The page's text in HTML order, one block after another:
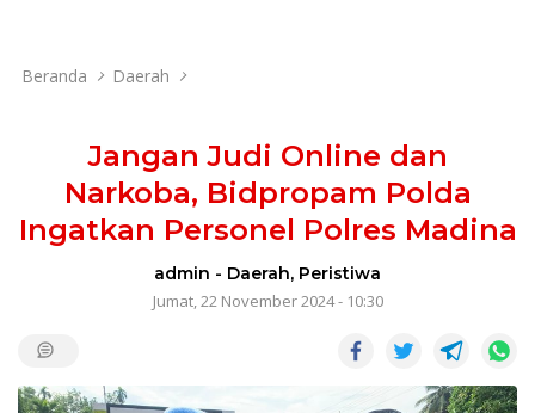
Beranda Daerah
Jangan Judi Online dan
Narkoba, Bidpropam Polda
Ingatkan Personel Polres Madina
admin - Daerah, Peristiwa
Jumat, 22 November 2024 - 10:30